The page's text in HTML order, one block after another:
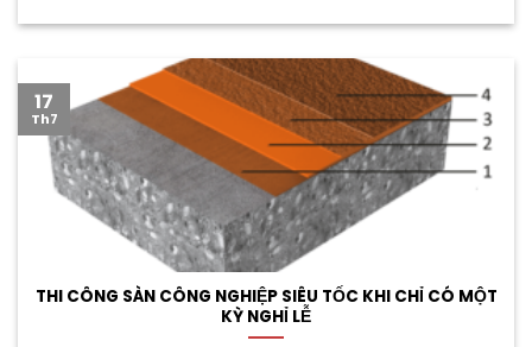
THI CÔNG SÀN CÔNG NGHIỆP SIÊU TỐC KHI CHỈ CÓ MỘT
KỲ NGHỈ LỄ
17
Th7